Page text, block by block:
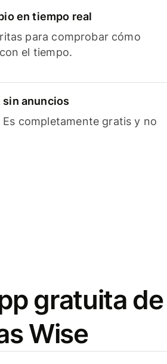
en tiempo real
para comprobar cómo
el tiempo.
anuncios
completamente gratis y no
gratuita de
Wise